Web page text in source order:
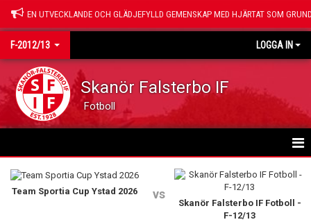
EN UTVECKLANDE OCH GLÄDJEFYLLD GEMENSKAP MED HJÄRTAT SOM
F-2012/13 LOGGA IN
Skanör Falsterbo IF
Fotboll
HEM
Team Sportia Cup Ystad 2026 vs
Skanör Falsterbo IF Fotboll -
F-12/13